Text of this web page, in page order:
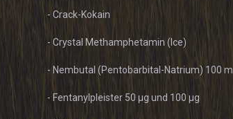
- Crack-Kokain
- Crystal Methamphetamin (Ice)
- Nembutal (Pentobarbital-Natrium) 100 ml
- Fentanylpleister 50 µg und 100 µg